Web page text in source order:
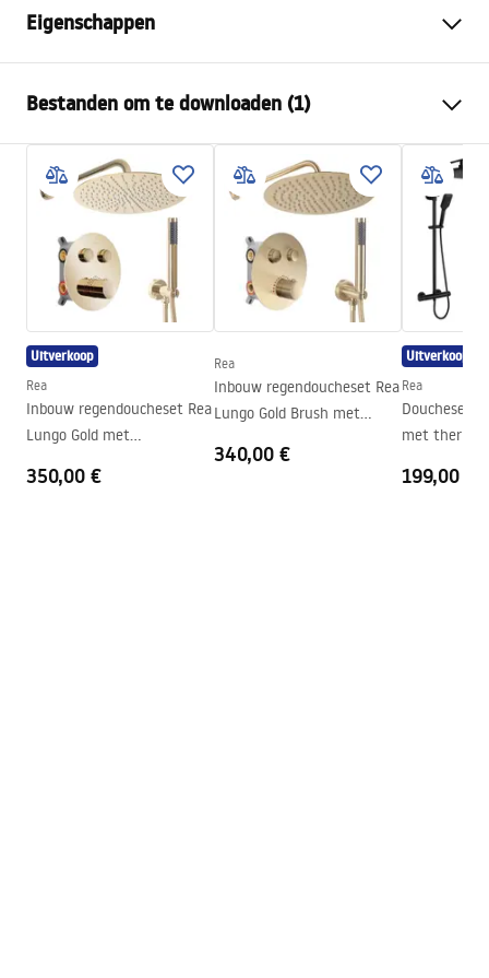
Eigenschappen
Kleur
zwart
Type cabine
Hoek
De kleur van het glas
Transparant 6mm
De manier van openen
Kantelbaar
Installatie
Op de vloer
Hoogte (mm)
1950mm
Richting van de cabine
Garantie
Easy Clean-coating
Ja
Bestanden om te downloaden (1)
shower manual
shower manual.pdf
Uitverkoop
Rea
Inbouw regendoucheset Rea
Lungo Gold met
350,00 €
Rea
Inbouw regendoucheset Rea
Lungo Gold Brush met
340,00 €
Uitverkoop
Rea
Doucheset
met
199,00 €